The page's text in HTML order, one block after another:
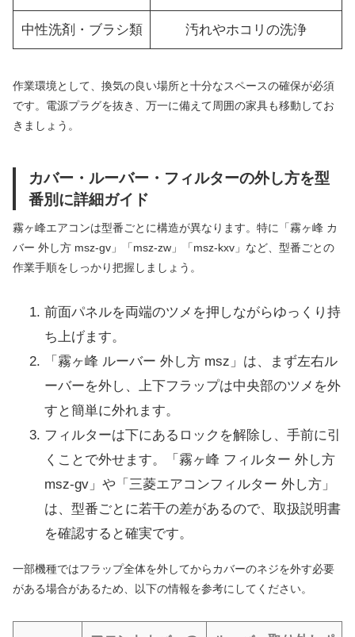
中性洗剤・ブラシ類 汚れやホコリの洗浄
作業環境として、換気の良い場所と十分なスペースの確保が必須
です。電源プラグを抜き、万一に備えて周囲の家具も移動してお
きましょう。
カバー・ルーバー・フィルターの外し方を型
番別に詳細ガイド
霧ヶ峰エアコンは型番ごとに構造が異なります。特に「霧ヶ峰 カ
バー 外し方 msz-gv」「msz-zw」「msz-kxv」など、型番ごとの
作業手順をしっかり把握しましょう。
前面パネルを両端のツメを押しながらゆっくり持
ち上げます。
「霧ヶ峰 ルーバー 外し方 msz」は、まず左右ル
ーバーを外し、上下フラップは中央部のツメを外
すと簡単に外れます。
フィルターは下にあるロックを解除し、手前に引
くことで外せます。「霧ヶ峰 フィルター 外し方
msz-gv」や「三菱エアコンフィルター 外し方」
は、型番ごとに若干の差があるので、取扱説明書
を確認すると確実です。
一部機種ではフラップ全体を外してからカバーのネジを外す必要
がある場合があるため、以下の情報を参考にしてください。